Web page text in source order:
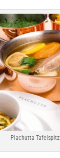
Plachutta Tafelspitz